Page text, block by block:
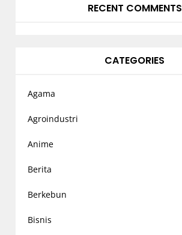
RECENT COMMENTS
CATEGORIES
Agama
Agroindustri
Anime
Berita
Berkebun
Bisnis